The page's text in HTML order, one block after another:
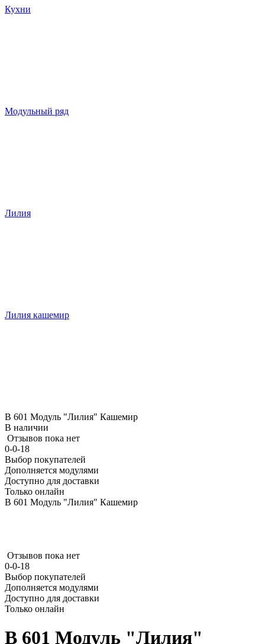
Кухни
Модульный ряд
Лилия
Лилия кашемир
В 601 Модуль "Лилия" Кашемир
В наличии
Отзывов пока нет
0-0-18
Выбор покупателей
Дополняется модулями
Доступно для доставки
Только онлайн
В 601 Модуль "Лилия" Кашемир
Отзывов пока нет
0-0-18
Выбор покупателей
Дополняется модулями
Доступно для доставки
Только онлайн
В 601 Модуль "Лилия"